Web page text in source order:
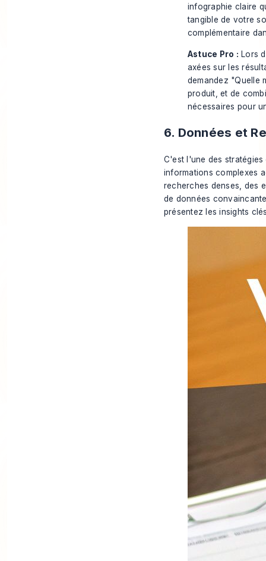
infographie claire
tangible de votre
complémentaire
Astuce Pro : Lors
axées sur les
demandez "Quelle
produit, et de
nécessaires pour
6. Données et
C'est l'une des
informations complexes
recherches denses, des
de données
présentez les insights